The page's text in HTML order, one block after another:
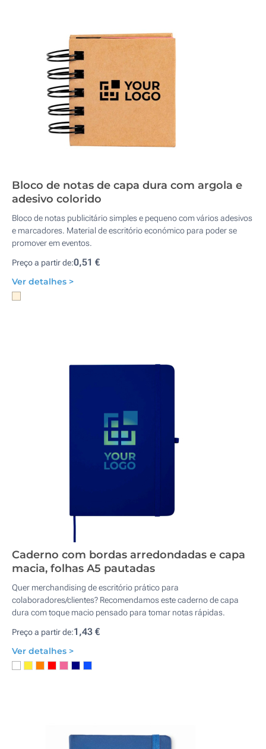
Bloco de notas de capa dura com argola e
adesivo colorido
Bloco de notas publicitário simples e pequeno com vários adesivos
e marcadores. Material de escritório económico para poder se
promover em eventos.
Preço a partir de:0,51 €
Ver detalhes >
Caderno com bordas arredondadas e capa
macia, folhas A5 pautadas
Quer merchandising de escritório prático para
colaboradores/clientes? Recomendamos este caderno de capa
dura com toque macio pensado para tomar notas rápidas.
Preço a partir de:1,43 €
Ver detalhes >